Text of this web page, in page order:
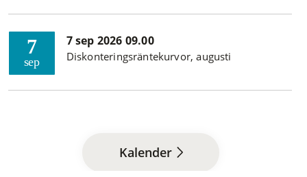
7
sep
7 sep 2026 09.00
Diskonteringsräntekurvor, augusti
Kalender